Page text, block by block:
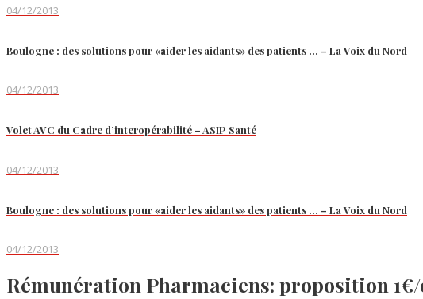
04/12/2013
Boulogne : des solutions pour «aider les aidants» des patients … – La Voix du Nord
04/12/2013
Volet AVC du Cadre d’interopérabilité – ASIP Santé
04/12/2013
Boulogne : des solutions pour «aider les aidants» des patients … – La Voix du Nord
04/12/2013
Rémunération Pharmaciens: proposition 1€/